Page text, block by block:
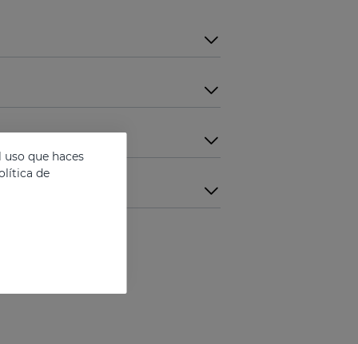
que haces
de